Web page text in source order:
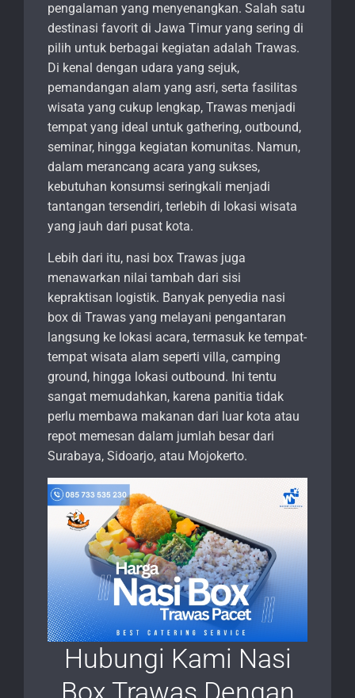
pengalaman yang menyenangkan. Salah satu
destinasi favorit di Jawa Timur yang sering di
pilih untuk berbagai kegiatan adalah Trawas.
Di kenal dengan udara yang sejuk,
pemandangan alam yang asri, serta fasilitas
wisata yang cukup lengkap, Trawas menjadi
tempat yang ideal untuk gathering, outbound,
seminar, hingga kegiatan komunitas. Namun,
dalam merancang acara yang sukses,
kebutuhan konsumsi seringkali menjadi
tantangan tersendiri, terlebih di lokasi wisata
yang jauh dari pusat kota.
Lebih dari itu, nasi box Trawas juga
menawarkan nilai tambah dari sisi
kepraktisan logistik. Banyak penyedia nasi
box di Trawas yang melayani pengantaran
langsung ke lokasi acara, termasuk ke tempat-
tempat wisata alam seperti villa, camping
ground, hingga lokasi outbound. Ini tentu
sangat memudahkan, karena panitia tidak
perlu membawa makanan dari luar kota atau
repot memesan dalam jumlah besar dari
Surabaya, Sidoarjo, atau Mojokerto.
Hubungi Kami Nasi